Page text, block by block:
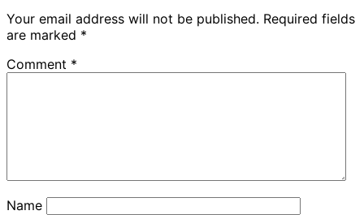
Your email address will not be published. Required fields
are marked *
Comment *
Name